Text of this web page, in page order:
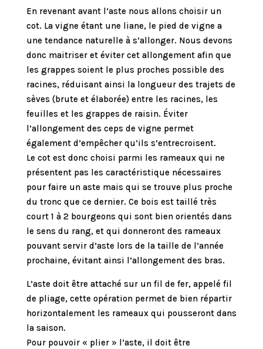
En revenant avant l’aste nous allons choisir un
cot. La vigne étant une liane, le pied de vigne a
une tendance naturelle à s’allonger. Nous devons
donc maitriser et éviter cet allongement afin que
les grappes soient le plus proches possible des
racines, réduisant ainsi la longueur des trajets de
sèves (brute et élaborée) entre les racines, les
feuilles et les grappes de raisin. Éviter
l’allongement des ceps de vigne permet
également d’empêcher qu’ils s’entrecroisent.
Le cot est donc choisi parmi les rameaux qui ne
présentent pas les caractéristique nécessaires
pour faire un aste mais qui se trouve plus proche
du tronc que ce dernier. Ce bois est taillé très
court 1 à 2 bourgeons qui sont bien orientés dans
le sens du rang, et qui donneront des rameaux
pouvant servir d’aste lors de la taille de l’année
prochaine, évitant ainsi l’allongement des bras.
L’aste doit être attaché sur un fil de fer, appelé fil
de pliage, cette opération permet de bien répartir
horizontalement les rameaux qui pousseront dans
la saison.
Pour pouvoir « plier » l’aste, il doit être